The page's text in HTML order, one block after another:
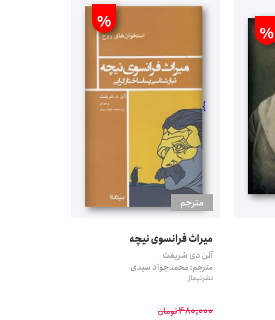
%
مترجم
}
%
میراث فرانسوی نیچه
آلن دی شریفت
مترجم: محمدجواد سیدی
نشر نیماژ
480,000تومان